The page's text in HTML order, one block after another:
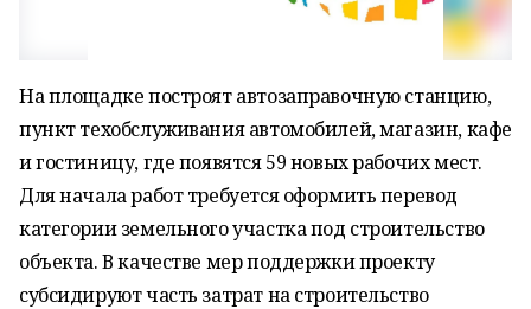
На площадке построят автозаправочную станцию,
пункт техобслуживания автомобилей, магазин, кафе
и гостиницу, где появятся 59 новых рабочих мест.
Для начала работ требуется оформить перевод
категории земельного участка под строительство
объекта. В качестве мер поддержки проекту
субсидируют часть затрат на строительство